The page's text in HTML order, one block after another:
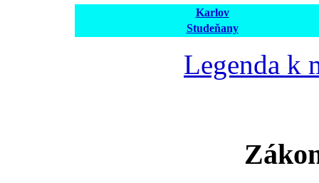
Karlov
Studeňany
Legenda k